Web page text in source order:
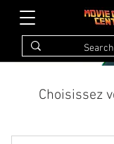
Choisissez